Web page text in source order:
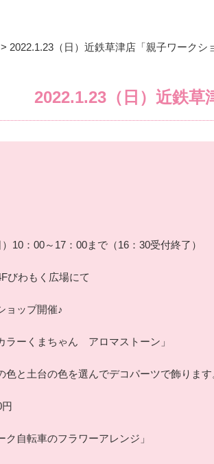
> 2022.1.23（日）近鉄草津店「親子ワークシ
2022.1.23（日）近鉄草
10：00～17：00まで（16：30受付終了）
びわもく広場にて
ョップ開催♪
ラーくまちゃん アロマストーン」
色と土台の色を選んでデコパーツで飾ります
ク自転車のフラワーアレンジ」